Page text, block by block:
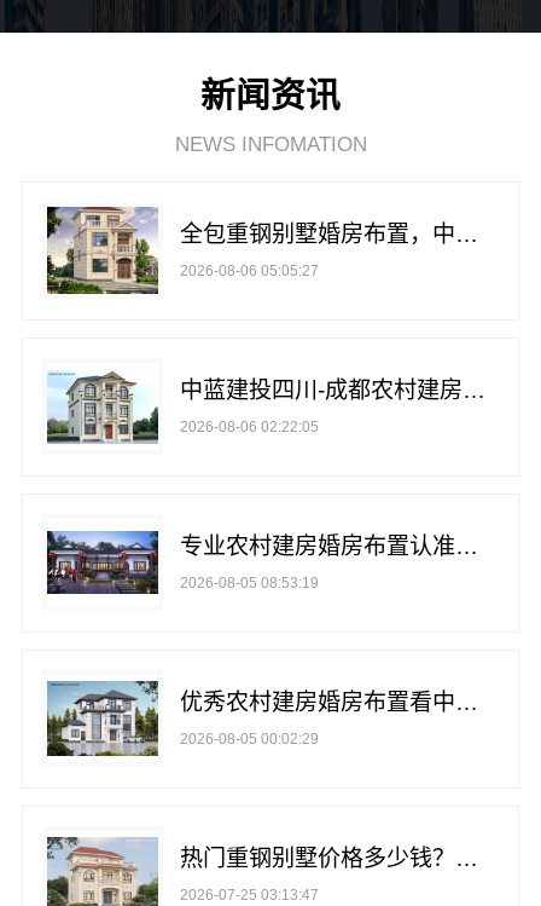
新闻资讯
NEWS INFOMATION
全包重钢别墅婚房布置，中蓝建投北京建设有限公司四川一站式服务
2026-08-06 05:05:27
中蓝建投四川-成都农村建房哪家靠谱看这里
2026-08-06 02:22:05
专业农村建房婚房布置认准中蓝建投四川
2026-08-05 08:53:19
优秀农村建房婚房布置看中蓝建投北京建设有限公司四川
2026-08-05 00:02:29
热门重钢别墅价格多少钱？中蓝建投北京建设有限公司四川报价透明
2026-07-25 03:13:47